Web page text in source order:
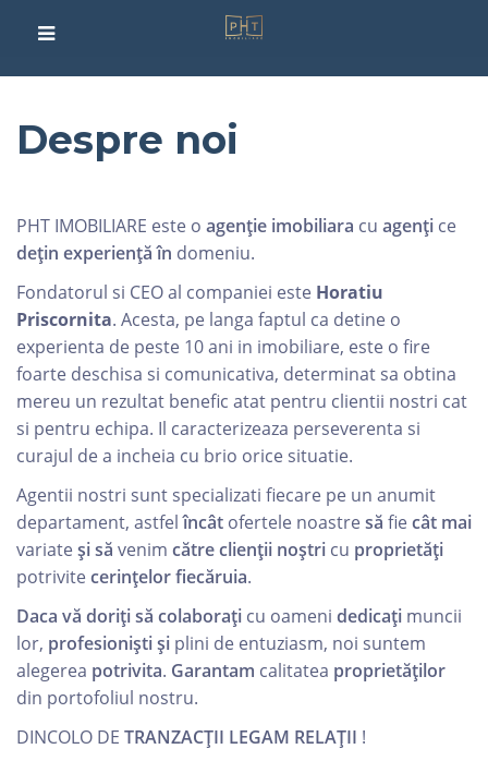
Despre noi
PHT IMOBILIARE este o agenție imobiliara cu agenți ce
dețin experiență în domeniu.
Fondatorul si CEO al companiei este Horatiu
Priscornita. Acesta, pe langa faptul ca detine o
experienta de peste 10 ani in imobiliare, este o fire
foarte deschisa si comunicativa, determinat sa obtina
mereu un rezultat benefic atat pentru clientii nostri cat
si pentru echipa. Il caracterizeaza perseverenta si
curajul de a incheia cu brio orice situatie.
Agentii nostri sunt specializati fiecare pe un anumit
departament, astfelîncât ofertele noastre să fie cât mai
variate șisă venim cătreclienții noștri cu proprietăți
potrivite cerințelorfiecăruia.
Daca vă dorițisă colaborați cu oameni dedicați muncii
lor, profesioniștiși plini de entuziasm, noi suntem
alegerea potrivita. Garantam calitatea proprietăților
din portofoliul nostru.
DINCOLO DE TRANZACȚII LEGAM RELAȚII !